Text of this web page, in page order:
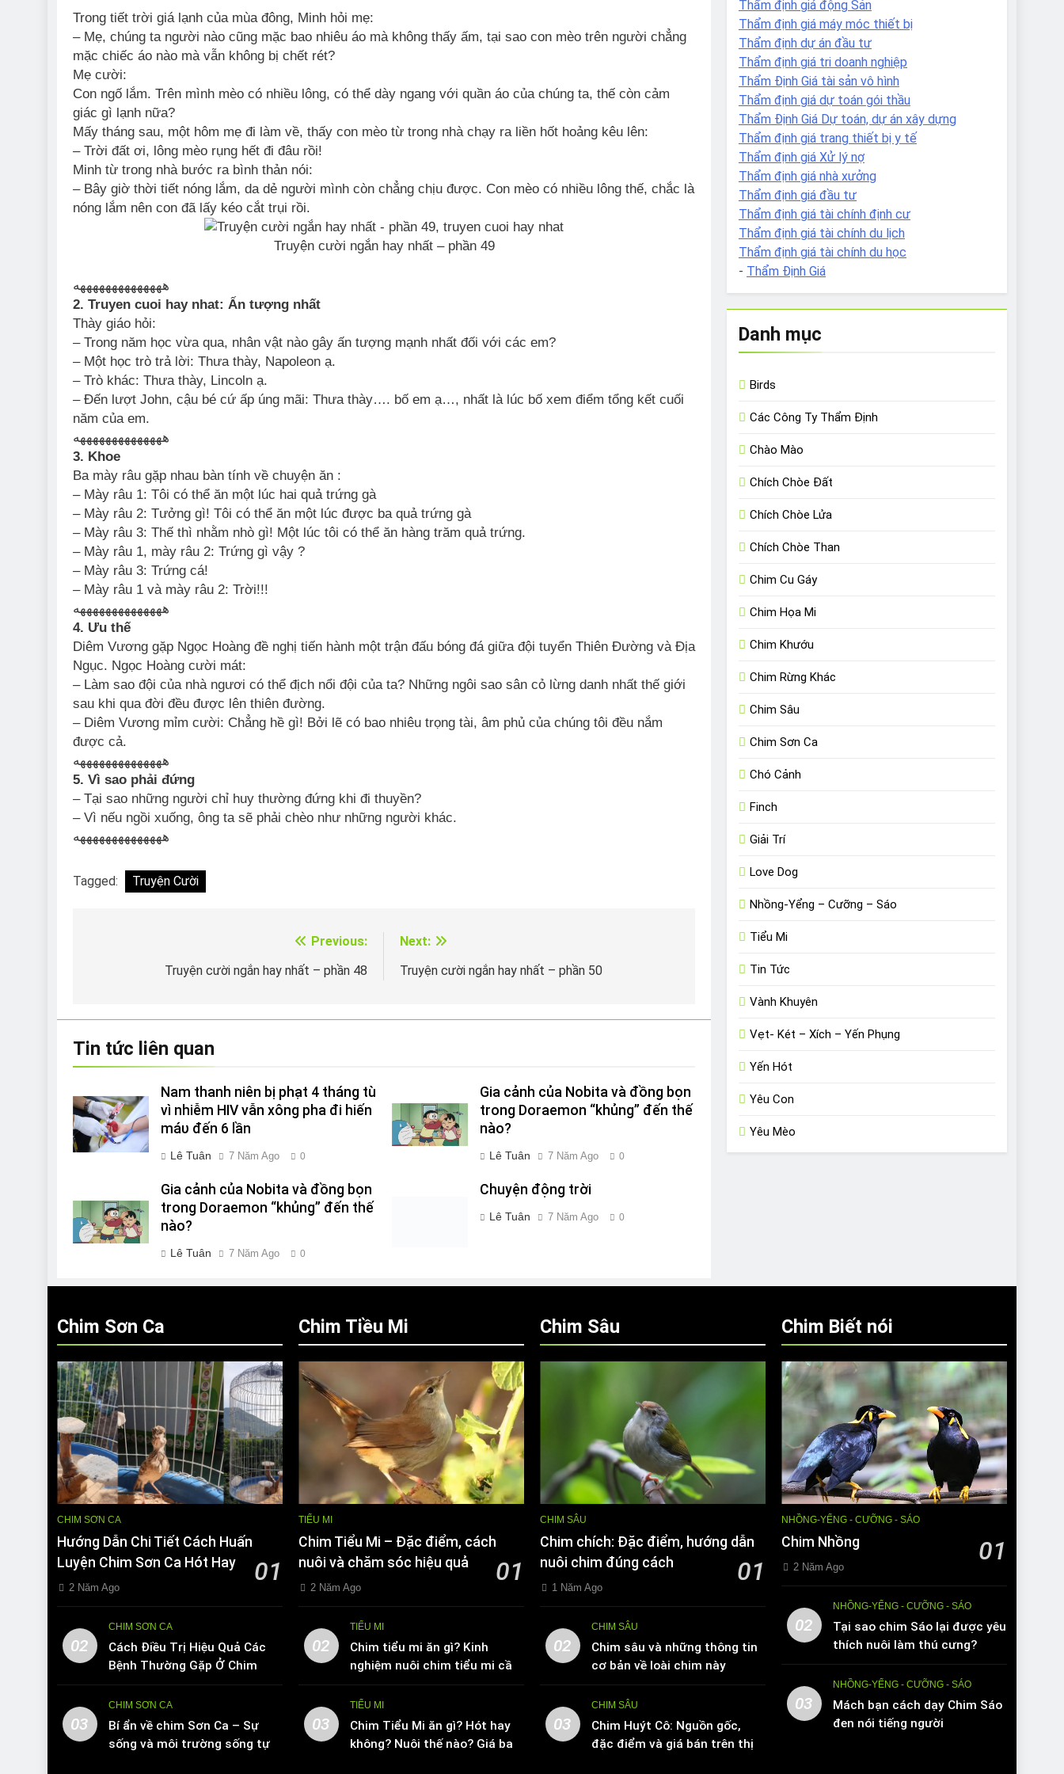
Trong tiết trời giá lạnh của mùa đông, Minh hỏi mẹ:
– Mẹ, chúng ta người nào cũng mặc bao nhiêu áo mà không thấy ấm, tại sao con mèo trên người chẳng
mặc chiếc áo nào mà vẫn không bị chết rét?
Mẹ cười:
Con ngố lắm. Trên mình mèo có nhiều lông, có thể dày ngang với quần áo của chúng ta, thế còn cảm
giác gì lạnh nữa?
Mấy tháng sau, một hôm mẹ đi làm về, thấy con mèo từ trong nhà chạy ra liền hốt hoảng kêu lên:
– Trời đất ơi, lông mèo rụng hết đi đâu rồi!
Minh từ trong nhà bước ra bình thản nói:
– Bây giờ thời tiết nóng lắm, da dẻ người mình còn chẳng chịu được. Con mèo có nhiều lông thế, chắc là
nóng lắm nên con đã lấy kéo cắt trụi rồi.
Truyện cười ngắn hay nhất – phần 49
ههههههههههههههه
2. Truyen cuoi hay nhat: Ấn tượng nhất
Thày giáo hỏi:
– Trong năm học vừa qua, nhân vật nào gây ấn tượng mạnh nhất đối với các em?
– Một học trò trả lời: Thưa thày, Napoleon ạ.
– Trò khác: Thưa thày, Lincoln ạ.
– Đến lượt John, cậu bé cứ ấp úng mãi: Thưa thày…. bố em ạ…, nhất là lúc bố xem điểm tổng kết cuối
năm của em.
ههههههههههههههه
3. Khoe
Ba mày râu gặp nhau bàn tính về chuyện ăn :
– Mày râu 1: Tôi có thể ăn một lúc hai quả trứng gà
– Mày râu 2: Tưởng gì! Tôi có thể ăn một lúc được ba quả trứng gà
– Mày râu 3: Thế thì nhằm nhò gì! Một lúc tôi có thể ăn hàng trăm quả trứng.
– Mày râu 1, mày râu 2: Trứng gì vậy ?
– Mày râu 3: Trứng cá!
– Mày râu 1 và mày râu 2: Trời!!!
ههههههههههههههه
4. Ưu thế
Diêm Vương gặp Ngọc Hoàng đề nghị tiến hành một trận đấu bóng đá giữa đội tuyển Thiên Đường và Địa
Ngục. Ngọc Hoàng cười mát:
– Làm sao đội của nhà ngươi có thể địch nổi đội của ta? Những ngôi sao sân cỏ lừng danh nhất thế giới
sau khi qua đời đều được lên thiên đường.
– Diêm Vương mỉm cười: Chẳng hề gì! Bởi lẽ có bao nhiêu trọng tài, âm phủ của chúng tôi đều nắm
được cả.
ههههههههههههههه
5. Vì sao phải đứng
– Tại sao những người chỉ huy thường đứng khi đi thuyền?
– Vì nếu ngồi xuống, ông ta sẽ phải chèo như những người khác.
ههههههههههههههه
Tagged: Truyện Cười
Previous:
Truyện cười ngắn hay nhất – phần 48
Next:
Truyện cười ngắn hay nhất – phần 50
Tin tức liên quan
Nam thanh niên bị phạt 4 tháng tù
vì nhiễm HIV vẫn xông pha đi hiến
máυ đến 6 lần
Lê Tuân 7 Năm Ago 0
Gia cảnh của Nobita và đồng bọn
trong Doraemon “khủng” đến thế
nào?
Lê Tuân 7 Năm Ago 0
Gia cảnh của Nobita và đồng bọn
trong Doraemon “khủng” đến thế
nào?
Lê Tuân 7 Năm Ago 0
Chuyện động trời
Lê Tuân 7 Năm Ago 0
Thẩm định giá động Sản
Thẩm định giá máy móc thiết bị
Thẩm định dự án đầu tư
Thẩm định giá tri doanh nghiệp
Thẩm Định Giá tài sản vô hình
Thẩm định giá dự toán gói thầu
Thẩm Định Giá Dự toán, dự án xây dựng
Thẩm định giá trang thiết bị y tế
Thẩm định giá Xử lý nợ
Thẩm định giá nhà xưởng
Thẩm định giá đầu tư
Thẩm định giá tài chính định cư
Thẩm định giá tài chính du lịch
Thẩm định giá tài chính du học
- Thẩm Định Giá
Danh mục
Birds
Các Công Ty Thẩm Định
Chào Mào
Chích Chòe Đất
Chích Chòe Lửa
Chích Chòe Than
Chim Cu Gáy
Chim Họa Mi
Chim Khướu
Chim Rừng Khác
Chim Sâu
Chim Sơn Ca
Chó Cảnh
Finch
Giải Trí
Love Dog
Nhồng-Yểng – Cưỡng – Sáo
Tiểu Mi
Tin Tức
Vành Khuyên
Vẹt- Két – Xích – Yến Phụng
Yến Hót
Yêu Con
Yêu Mèo
Chim Sơn Ca
CHIM SƠN CA
Hướng Dẫn Chi Tiết Cách Huấn
Luyện Chim Sơn Ca Hót Hay
01
2 Năm Ago
02
CHIM SƠN CA
Cách Điều Trị Hiệu Quả Các
Bệnh Thường Gặp Ở Chim
Sơn Ca
03
CHIM SƠN CA
Bí ẩn về chim Sơn Ca – Sự
sống và môi trường sống tự
Chim Tiều Mi
TIỂU MI
Chim Tiểu Mi – Đặc điểm, cách
nuôi và chăm sóc hiệu quả
01
2 Năm Ago
02
TIỂU MI
Chim tiểu mi ăn gì? Kinh
nghiệm nuôi chim tiểu mi cần
biết
03
TIỂU MI
Chim Tiểu Mi ăn gì? Hót hay
không? Nuôi thế nào? Giá bao
Chim Sâu
CHIM SÂU
Chim chích: Đặc điểm, hướng dẫn
nuôi chim đúng cách
01
1 Năm Ago
02
CHIM SÂU
Chim sâu và những thông tin
cơ bản về loài chim này
03
CHIM SÂU
Chim Huýt Cô: Nguồn gốc,
đặc điểm và giá bán trên thị
Chim Biết nói
NHỒNG-YỂNG - CƯỠNG - SÁO
Chim Nhồng 01
2 Năm Ago
02
NHỒNG-YỂNG - CƯỠNG - SÁO
Tại sao chim Sáo lại được yêu
thích nuôi làm thú cưng?
03
NHỒNG-YỂNG - CƯỠNG - SÁO
Mách bạn cách dạy Chim Sáo
đen nói tiếng người